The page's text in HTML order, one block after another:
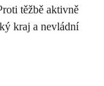
těžbě aktivně
kraj a nevládní